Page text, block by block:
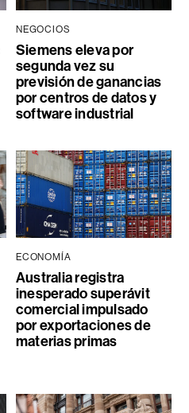
NEGOCIOS
Siemens eleva por
segunda vez su
previsión de ganancias
por centros de datos y
software industrial
ECONOMÍA
Australia registra
inesperado superávit
comercial impulsado
por exportaciones de
materias primas